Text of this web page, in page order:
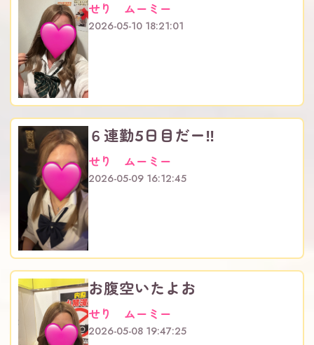
せり ムーミー
2026-05-10 18:21:01
６連勤5日目だー‼️
せり ムーミー
2026-05-09 16:12:45
お腹空いたよお
せり ムーミー
2026-05-08 19:47:25